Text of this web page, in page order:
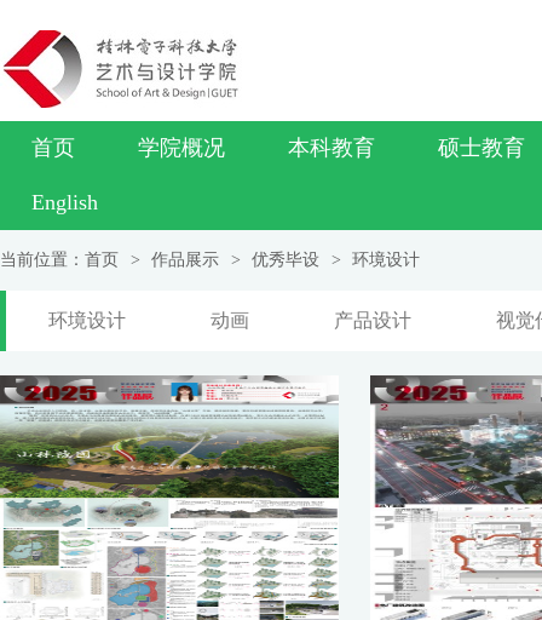
首页 学院概况 本科教育 硕士教育
English
当前位置： 首页 > 作品展示 > 优秀毕设 > 环境设计
环境设计 动画 产品设计 视觉